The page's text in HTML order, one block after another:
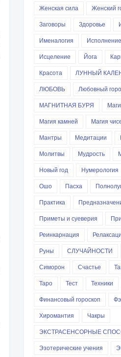
Женская сила
Женский
Заговоры
Здоровье
Именалогия
Исцеление
Йога
Красота
ЛУННЫЙ
ЛЮБОВЬ
Любовный
МАГНИТНАЯ БУРЯ
Магия камней
Магия
Мантры
Медитации
Молитвы
Мудрость
Новый год
Нумерология
Ошо
Пасха
Практика
Приметы и суеверия
Реинкарнация
Руны
СЛУЧАЙНОСТИ
Симорон
Счастье
Таро
Тест Техники
Финансовый гороскоп
Хиромантия
Чакры
ЭКСТРАСЕНСОРНЫЕ
Эзотерические учения